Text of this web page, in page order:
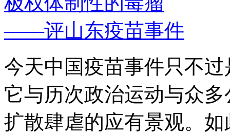
——评山东疫苗事件
今天中国疫苗事件只不
它与历次政治运动与众
扩散肆虐的应有景观。